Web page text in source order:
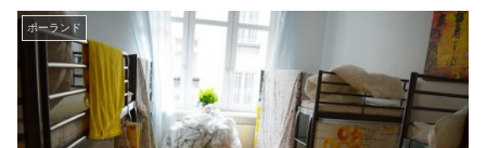
ポーランド